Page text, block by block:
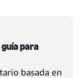
para
basada en